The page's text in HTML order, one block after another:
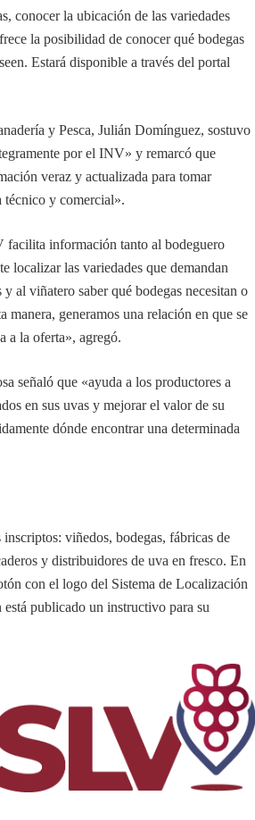
conocer la ubicación de las variedades
la posibilidad de conocer qué bodegas
Estará disponible a través del portal
y Pesca, Julián Domínguez, sostuvo
por el INV» y remarcó que
veraz y actualizada para tomar
técnico y comercial».
información tanto al bodeguero
localizar las variedades que demandan
al viñatero saber qué bodegas necesitan o
manera, generamos una relación en que se
a la oferta», agregó.
señaló que «ayuda a los productores a
en sus uvas y mejorar el valor de su
dónde encontrar una determinada
viñedos, bodegas, fábricas de
y distribuidores de uva en fresco. En
con el logo del Sistema de Localización
publicado un instructivo para su